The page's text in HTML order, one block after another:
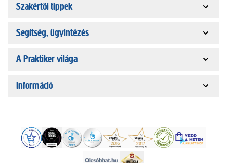
Szakértői tippek
Segítség, ügyintézés
A Praktiker világa
Információ